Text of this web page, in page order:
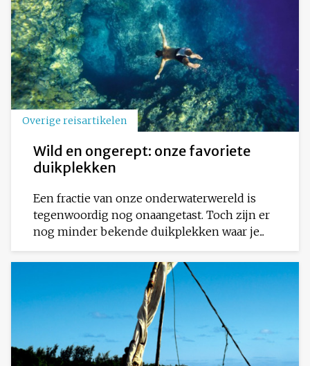
Overige reisartikelen
Wild en ongerept: onze favoriete
duikplekken
Een fractie van onze onderwaterwereld is
tegenwoordig nog onaangetast. Toch zijn er
nog minder bekende duikplekken waar je...